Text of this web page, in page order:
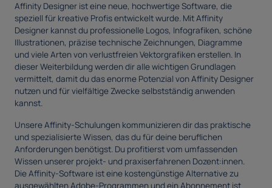
Affinity Designer ist eine neue, hochwertige Software, die
speziell für kreative Profis entwickelt wurde. Mit Affinity
Designer kannst du professionelle Logos, Infografiken, schöne
Illustrationen, präzise technische Zeichnungen, Diagramme
und viele Arten von verlustfreien Vektorgrafiken erstellen. In
dieser Weiterbildung werden dir alle wichtigen Grundlagen
vermittelt, damit du das enorme Potenzial von Affinity Designer
nutzen und für vielfältige Zwecke selbstständig anwenden
kannst.
Unsere Affinity-Schulungen kommunizieren dir das praktische
und spezialisierte Wissen, das du für deine beruflichen
Anforderungen benötigst. Du profitierst vom umfassenden
Wissen unserer projekt- und praxiserfahrenen Dozent:innen.
Die Affinity-Software ist eine kostengünstige Alternative zu
ausgewählten Adobe-Programmen und ein Abonnement ist